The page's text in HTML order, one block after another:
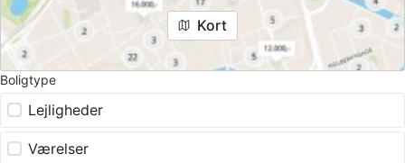
Kort
Boligtype
Lejligheder
Værelser